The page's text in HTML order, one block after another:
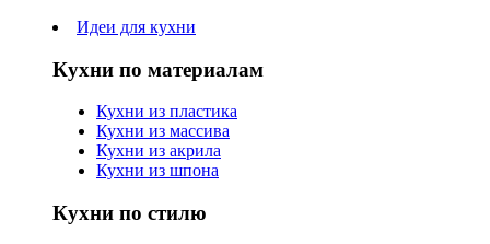
Идеи для кухни
Кухни по материалам
Кухни из пластика
Кухни из массива
Кухни из акрила
Кухни из шпона
Кухни по стилю